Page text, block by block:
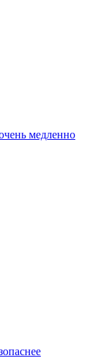
медленно